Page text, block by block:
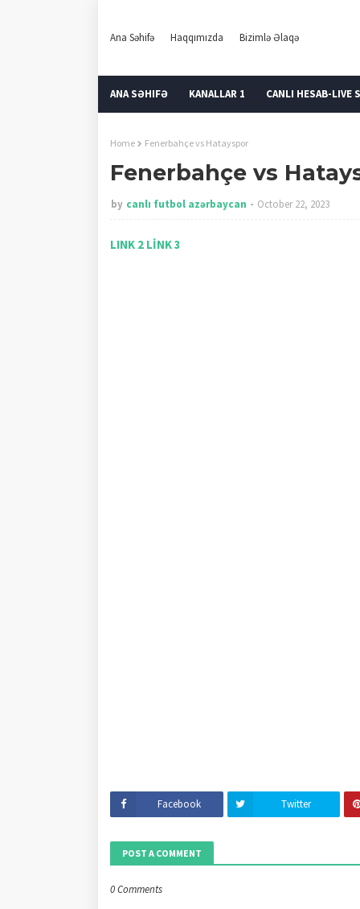
Ana Səhifə Haqqımızda Bizimlə Əlaqə
ANA SƏHIFƏ KANALLAR 1 CANLI HESAB-LIVE
Home Fenerbahçe vs Hatayspor
Fenerbahçe vs
by canlı futbol azərbaycan October 22, 2023
LINK 2 LİNK 3
Facebook Twitter
POST A COMMENT
0 Comments